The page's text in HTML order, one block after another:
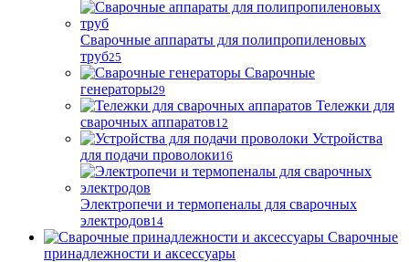
Сварочные аппараты для полипропиленовых
труб25
Сварочные
генераторы29
Тележки для
сварочных аппаратов12
Устройства
для подачи проволоки16
Электропечи и термопеналы для сварочных
электродов14
Сварочные
принадлежности и аксессуары